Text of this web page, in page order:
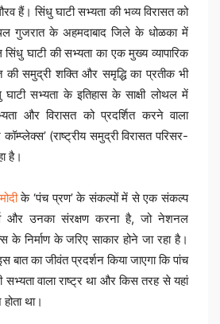
हैं। सिंधु घाटी सभ्यता की भव्य विरासत को
गुजरात के अहमदाबाद जिले के धोळका में
घाटी की सभ्यता का एक मुख्य व्यापारिक
समुद्री शक्ति और समृद्धि का प्रतीक भी
सभ्यता के इतिहास के साक्षी लोथल में
और विरासत को प्रदर्शित करने वाला
(राष्ट्रीय समुद्री विरासत परिसर-
है।
के ‘पंच प्रण’ के संकल्पों में से एक संकल्प
और उनका संरक्षण करना है, जो नेशनल
के निर्माण के जरिए साकार होने जा रहा है।
बात का जीवंत प्रदर्शन किया जाएगा कि पांच
सभ्यता वाला राष्ट्र था और किस तरह से यहां
था।